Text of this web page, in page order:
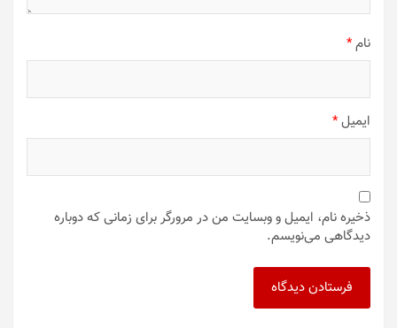
نام*
ایمیل*
ذخیره نام، ایمیل و وبسایت من در مرورگر برای زمانی که دوباره
دیدگاهی می‌نویسم.